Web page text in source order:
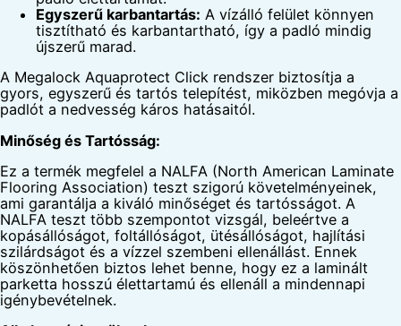
Egyszerű karbantartás: A vízálló felület könnyen
tisztítható és karbantartható, így a padló mindig
újszerű marad.
A Megalock Aquaprotect Click rendszer biztosítja a
gyors, egyszerű és tartós telepítést, miközben megóvja a
padlót a nedvesség káros hatásaitól.
Minőség és Tartósság:
Ez a termék megfelel a NALFA (North American Laminate
Flooring Association) teszt szigorú követelményeinek,
ami garantálja a kiváló minőséget és tartósságot. A
NALFA teszt több szempontot vizsgál, beleértve a
kopásállóságot, foltállóságot, ütésállóságot, hajlítási
szilárdságot és a vízzel szembeni ellenállást. Ennek
köszönhetően biztos lehet benne, hogy ez a laminált
parketta hosszú élettartamú és ellenáll a mindennapi
igénybevételnek.